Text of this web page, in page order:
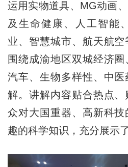
运用实物道具、MG动画
及生命健康、人工智能
业、智慧城市、航天航
围绕成渝地区双城经济
汽车、生物多样性、中
解。讲解内容贴合热点
众对大国重器、高新科
趣的科学知识，充分展示